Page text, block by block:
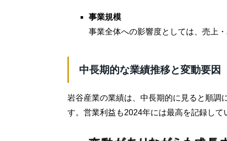
事業規模
事業全体への影響度としては、売上
中長期的な業績推移と変動要因
岩谷産業の業績は、中長期的に見ると順調
す。営業利益も2024年には最高を記録して